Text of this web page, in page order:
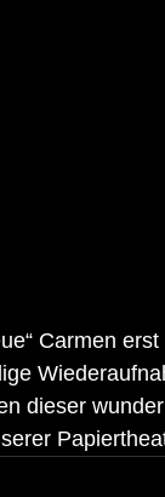
Carmen
dieser